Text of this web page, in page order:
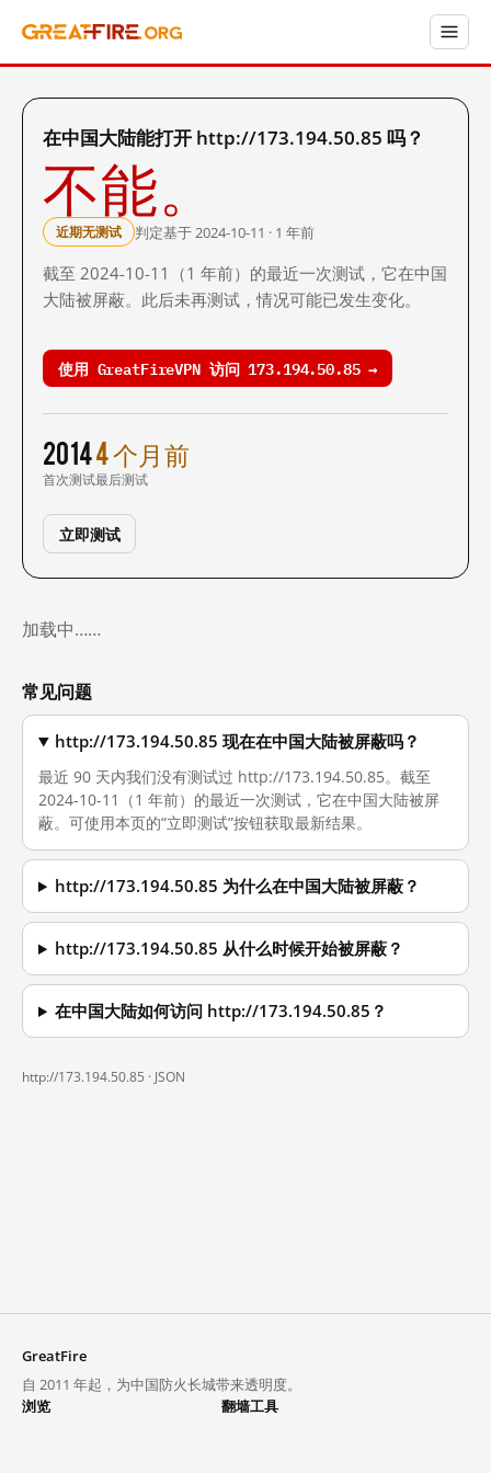
在中国大陆能打开 http://173.194.50.85 吗？
不能。
近期无测试 判定基于 2024-10-11 · 1 年前
截至 2024-10-11（1 年前）的最近一次测试，它在中国
大陆被屏蔽。此后未再测试，情况可能已发生变化。
使用 GreatFireVPN 访问 173.194.50.85 →
2014
首次测试
4 个月前
最后测试
立即测试
加载中……
常见问题
http://173.194.50.85 现在在中国大陆被屏蔽吗？
最近 90 天内我们没有测试过 http://173.194.50.85。截至
2024-10-11（1 年前）的最近一次测试，它在中国大陆被屏
蔽。可使用本页的“立即测试”按钮获取最新结果。
http://173.194.50.85 为什么在中国大陆被屏蔽？
http://173.194.50.85 从什么时候开始被屏蔽？
在中国大陆如何访问 http://173.194.50.85？
http://173.194.50.85 · JSON
GreatFire
自 2011 年起，为中国防火长城带来透明度。
浏览
翻墙工具